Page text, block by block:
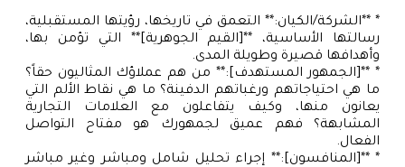
* **الشركة/الكيان:** التعمق في تاريخها، رؤيتها المستقبلية،
رسالتها الأساسية، **[القيم الجوهرية]** التي تؤمن بها،
وأهدافها قصيرة وطويلة المدى.
* **[الجمهور المستهدف]:** من هم عملاؤك المثاليون حقاً؟
ما هي احتياجاتهم ورغباتهم الدفينة؟ ما هي نقاط الألم التي
يعانون منها، وكيف يتفاعلون مع العلامات التجارية
المشابهة؟ فهم عميق لجمهورك هو مفتاح التواصل
الفعال.
* **[المنافسون]:** إجراء تحليل شامل ومباشر وغير مباشر